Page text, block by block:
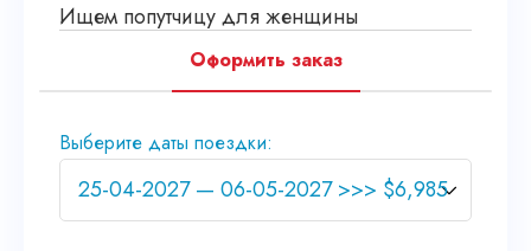
Ищем попутчицу для женщины
Оформить заказ
Выберите даты поездки: